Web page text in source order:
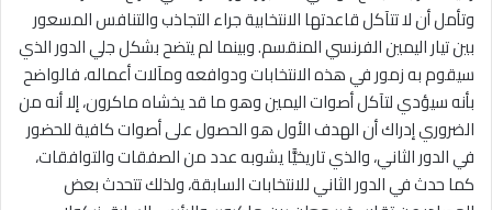
وتأمل أن لا تتآكل قاعدتها الانتخابية جراء التجاذب والتنافس المسعور
بين تيار اليمين الفرنسي المنقسم. وبينما لم يتضح بشكل جلي الدور الذي
سيقوم به زمور في هذه الانتخابات ودوافعه ومآلات أعماله، فالواضح
بأنه سيؤدي لتآكل أصوات اليمين وهو ما قد يخشاه ماكرون، إلا أنه من
الضروري إدراك أن الهدف الأول هو الحصول على أصوات كافية للحضور
في الدور الثاني، والذي تاريخيًّا يشوبه عدد من الصفقات والتوافقات،
كما حدث في الدور الثاني للانتخابات السابقة، ولذلك تتحدث بعض